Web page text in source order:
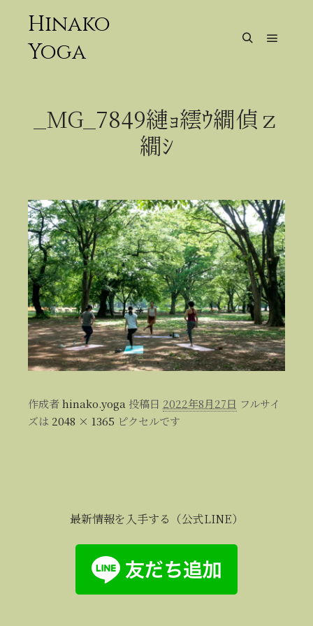
Hinako
Yoga
_MG_7849縺ｮ繧ｳ繝偵ｚ
繝ｼ
作成者hinako.yoga投稿日 2022年8月27日 フルサイ
ズは 2048 × 1365 ピクセルです
最新情報を入手する（公式LINE）